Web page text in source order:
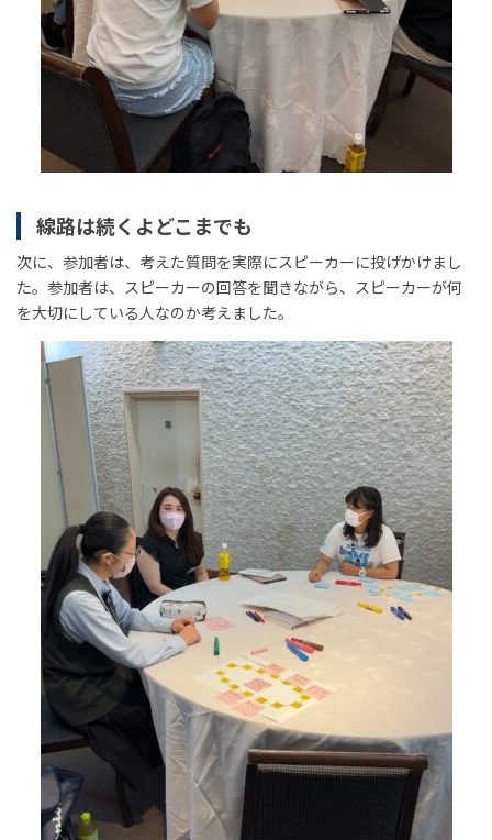
線路は続くよどこまでも
次に、参加者は、考えた質問を実際にスピーカーに投げかけまし
た。参加者は、スピーカーの回答を聞きながら、スピーカーが何
を大切にしている人なのか考えました。